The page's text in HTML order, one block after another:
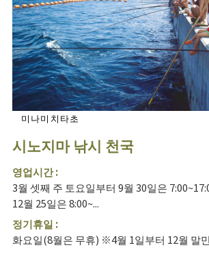
미나미치타초
시노지마 낚시 천국
영업시간 :
3월 셋째 주 토요일부터 9월 30일은
12월 25일은 8:00~...
정기휴일 :
화요일(8월은 무휴) ※4월 1일부터 12월 말